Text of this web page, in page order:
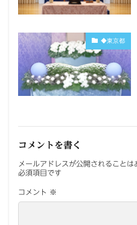
◆東京都
コメントを書く
メールアドレスが公開されることは
必須項目です
コメント ※